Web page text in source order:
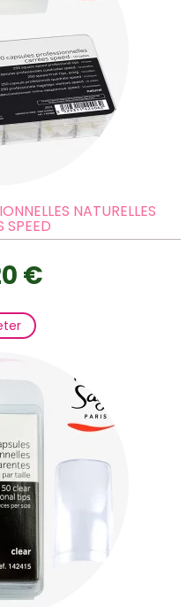
NATURELLES
SPEED
€